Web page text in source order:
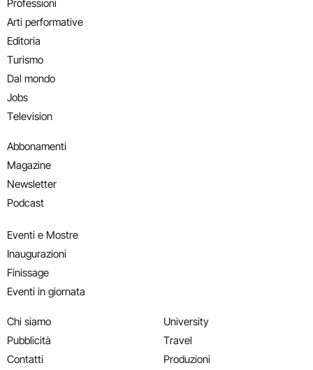
Professioni
Arti performative
Editoria
Turismo
Dal mondo
Jobs
Television
Abbonamenti
Magazine
Newsletter
Podcast
Eventi e Mostre
Inaugurazioni
Finissage
Eventi in giornata
Chi siamo
Pubblicità
Contatti
University
Travel
Produzioni